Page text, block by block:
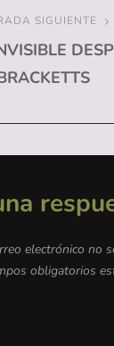
Entrada
siguiente
SIGUIENTE
electrónico no
obligatorios